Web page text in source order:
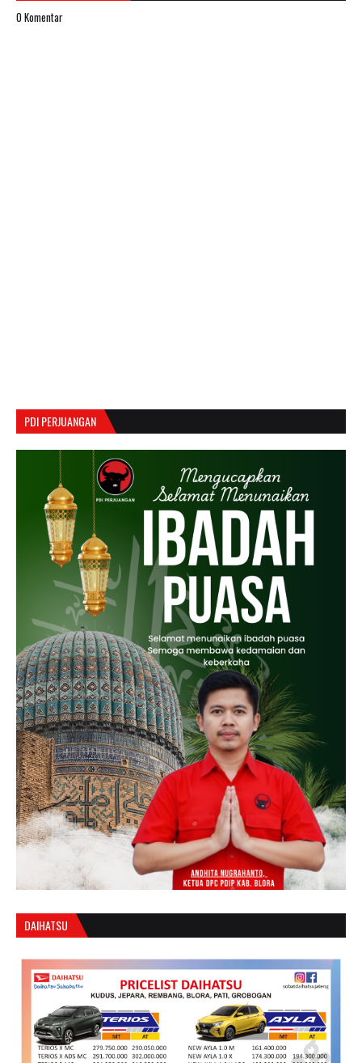
0 Komentar
PDI PERJUANGAN
DAIHATSU